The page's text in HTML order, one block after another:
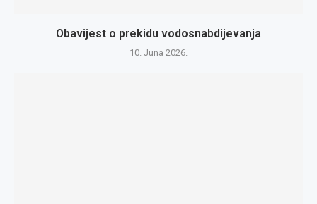
Obavijest o prekidu vodosnabdijevanja
10. Juna 2026.